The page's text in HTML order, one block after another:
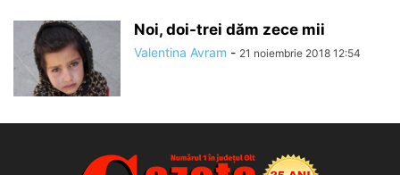
Noi, doi-trei dăm zece mii
Valentina Avram - 21 noiembrie 2018 12:54